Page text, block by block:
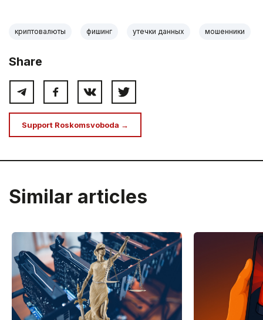
криптовалюты фишинг утечки данных мошенники
Share
Support Roskomsvoboda →
Similar articles